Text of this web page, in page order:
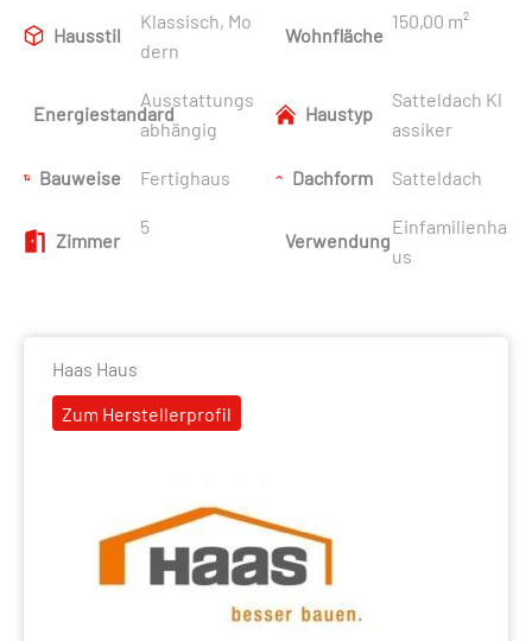
Hausstil
Klassisch, Mo
dern
Wohnfläche
150,00 m²
Energiestandard
Ausstattungs
abhängig
Haustyp
Satteldach Kl
assiker
Bauweise Fertighaus Dachform Satteldach
Zimmer
5
Verwendung
Einfamilienha
us
Haas Haus
Zum Herstellerprofil